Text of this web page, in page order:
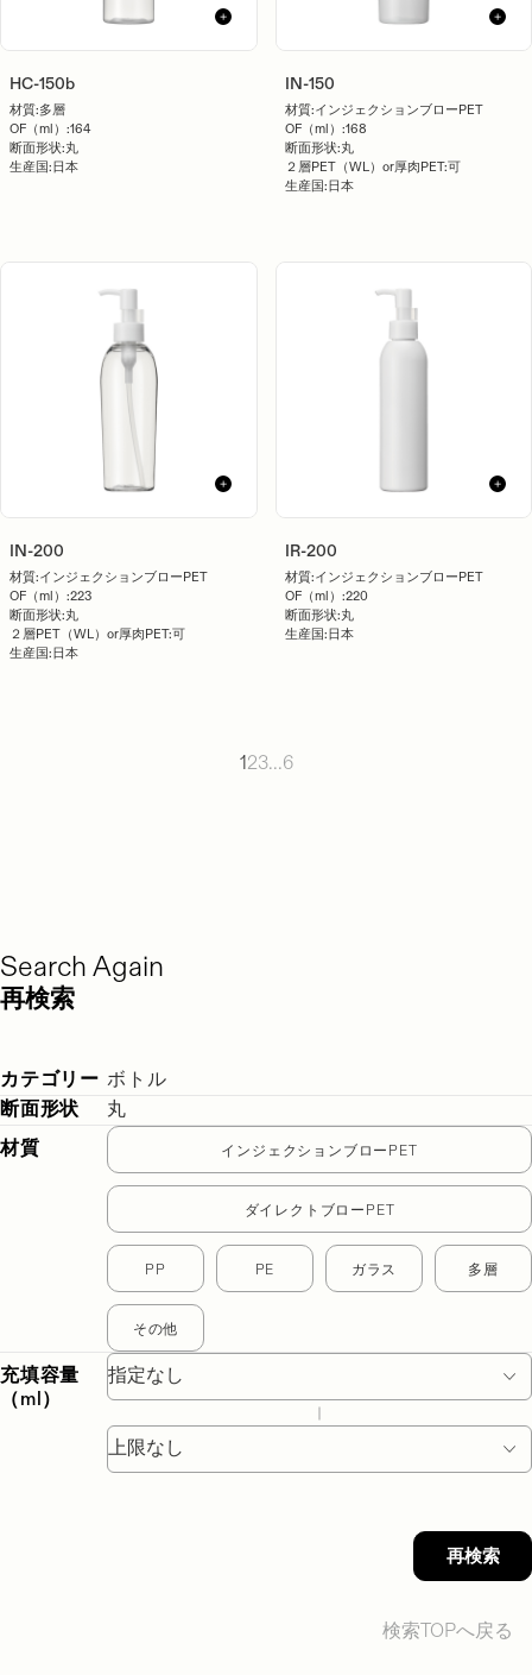
HC-150b
材質:多層
OF（ml）:164
断面形状:丸
生産国:日本
IN-150
材質:インジェクションブローPET
OF（ml）:168
断面形状:丸
２層PET（WL）or厚肉PET:可
生産国:日本
IN-200
材質:インジェクションブローPET
OF（ml）:223
断面形状:丸
２層PET（WL）or厚肉PET:可
生産国:日本
IR-200
材質:インジェクションブローPET
OF（ml）:220
断面形状:丸
生産国:日本
123...6
Search Again
再検索
カテゴリー ボトル
断面形状
丸
材質
インジェクションブローPET
ダイレクトブローPET
PP PE ガラス 多層
その他
充填容量
（ml）
再検索
検索TOPへ戻る